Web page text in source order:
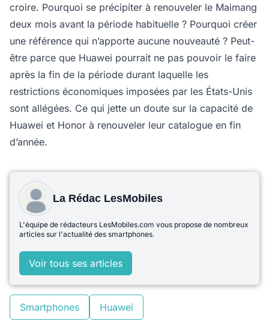
croire. Pourquoi se précipiter à renouveler le Maimang
deux mois avant la période habituelle ? Pourquoi créer
une référence qui n’apporte aucune nouveauté ? Peut-
être parce que Huawei pourrait ne pas pouvoir le faire
après la fin de la période durant laquelle les
restrictions économiques imposées par les États-Unis
sont allégées. Ce qui jette un doute sur la capacité de
Huawei et Honor à renouveler leur catalogue en fin
d’année.
La Rédac LesMobiles
L'équipe de rédacteurs LesMobiles.com vous propose de nombreux
articles sur l'actualité des smartphones.
Voir tous ses articles
Smartphones Huawei